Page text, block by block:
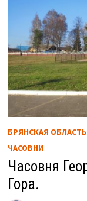
БРЯНСКАЯ ОБЛАСТЬ
ЧАСОВНИ
Часовня
Гора.